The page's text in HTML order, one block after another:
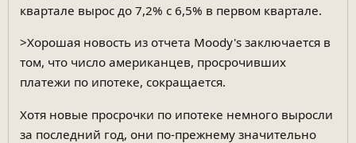
квартале вырос до 7,2% с 6,5% в первом квартале.
>Хорошая новость из отчета Moody's заключается в
том, что число американцев, просрочивших
платежи по ипотеке, сокращается.
Хотя новые просрочки по ипотеке немного выросли
за последний год, они по-прежнему значительно